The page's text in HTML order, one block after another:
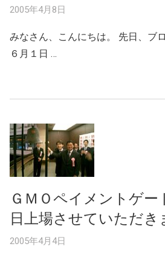
2005年4月8日
みなさん、こんにちは。 先日、ブ
６月１日 …
ＧＭＯペイメントゲー
日上場させていただき
2005年4月4日